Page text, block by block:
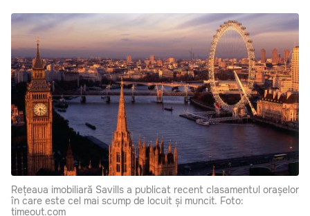
Rețeaua imobiliară Savills a publicat recent clasamentul orașelor
în care este cel mai scump de locuit și muncit. Foto:
timeout.com